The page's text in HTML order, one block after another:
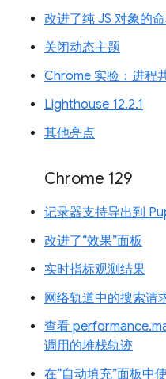
改进了纯 JS 对象的
关闭动态主题
Chrome 实验：进程
Lighthouse 12.2.1
其他亮点
Chrome 129
记录器支持导出到
改进了“效果”面板
实时指标观测结果
网络轨道中的搜索请
查看
调用的堆栈轨迹
在“自动填充”面板中